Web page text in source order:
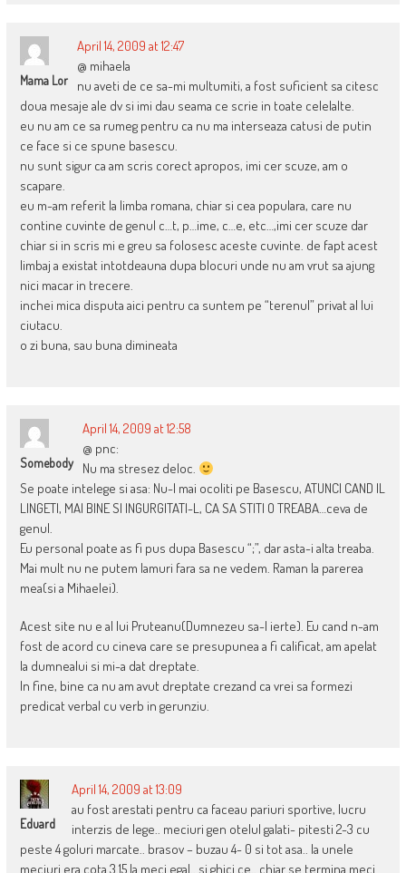
Mama Lor
April 14, 2009 at 12:47
@ mihaela
nu aveti de ce sa-mi multumiti, a fost suficient sa citesc
doua mesaje ale dv si imi dau seama ce scrie in toate celelalte.
eu nu am ce sa rumeg pentru ca nu ma interseaza catusi de putin
ce face si ce spune basescu.
nu sunt sigur ca am scris corect apropos, imi cer scuze, am o
scapare.
eu m-am referit la limba romana, chiar si cea populara, care nu
contine cuvinte de genul c…t, p…ime, c…e, etc…,imi cer scuze dar
chiar si in scris mi e greu sa folosesc aceste cuvinte. de fapt acest
limbaj a existat intotdeauna dupa blocuri unde nu am vrut sa ajung
nici macar in trecere.
inchei mica disputa aici pentru ca suntem pe “terenul” privat al lui
ciutacu.
o zi buna, sau buna dimineata
Somebody
April 14, 2009 at 12:58
@ pnc:
Nu ma stresez deloc.
Se poate intelege si asa: Nu-l mai ocoliti pe Basescu, ATUNCI CAND IL
LINGETI, MAI BINE SI INGURGITATI-L, CA SA STITI O TREABA…ceva de
genul.
Eu personal poate as fi pus dupa Basescu “;”, dar asta-i alta treaba.
Mai mult nu ne putem lamuri fara sa ne vedem. Raman la parerea
mea(si a Mihaelei).
Acest site nu e al lui Pruteanu(Dumnezeu sa-l ierte). Eu cand n-am
fost de acord cu cineva care se presupunea a fi calificat, am apelat
la dumnealui si mi-a dat dreptate.
In fine, bine ca nu am avut dreptate crezand ca vrei sa formezi
predicat verbal cu verb in gerunziu.
Eduard
April 14, 2009 at 13:09
au fost arestati pentru ca faceau pariuri sportive, lucru
interzis de lege.. meciuri gen otelul galati- pitesti 2-3 cu
peste 4 goluri marcate.. brasov – buzau 4- 0 si tot asa.. la unele
meciuri era cota 3.15 la meci egal.. si ghici ce.. chiar se termina meci